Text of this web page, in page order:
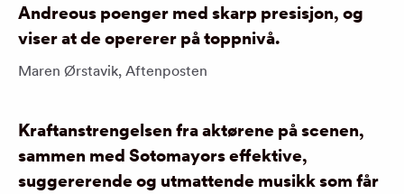
Andreous poenger med skarp presisjon, og
viser at de opererer på toppnivå.
Maren Ørstavik, Aftenposten
Kraftanstrengelsen fra aktørene på scenen,
sammen med Sotomayors effektive,
suggererende og utmattende musikk som får